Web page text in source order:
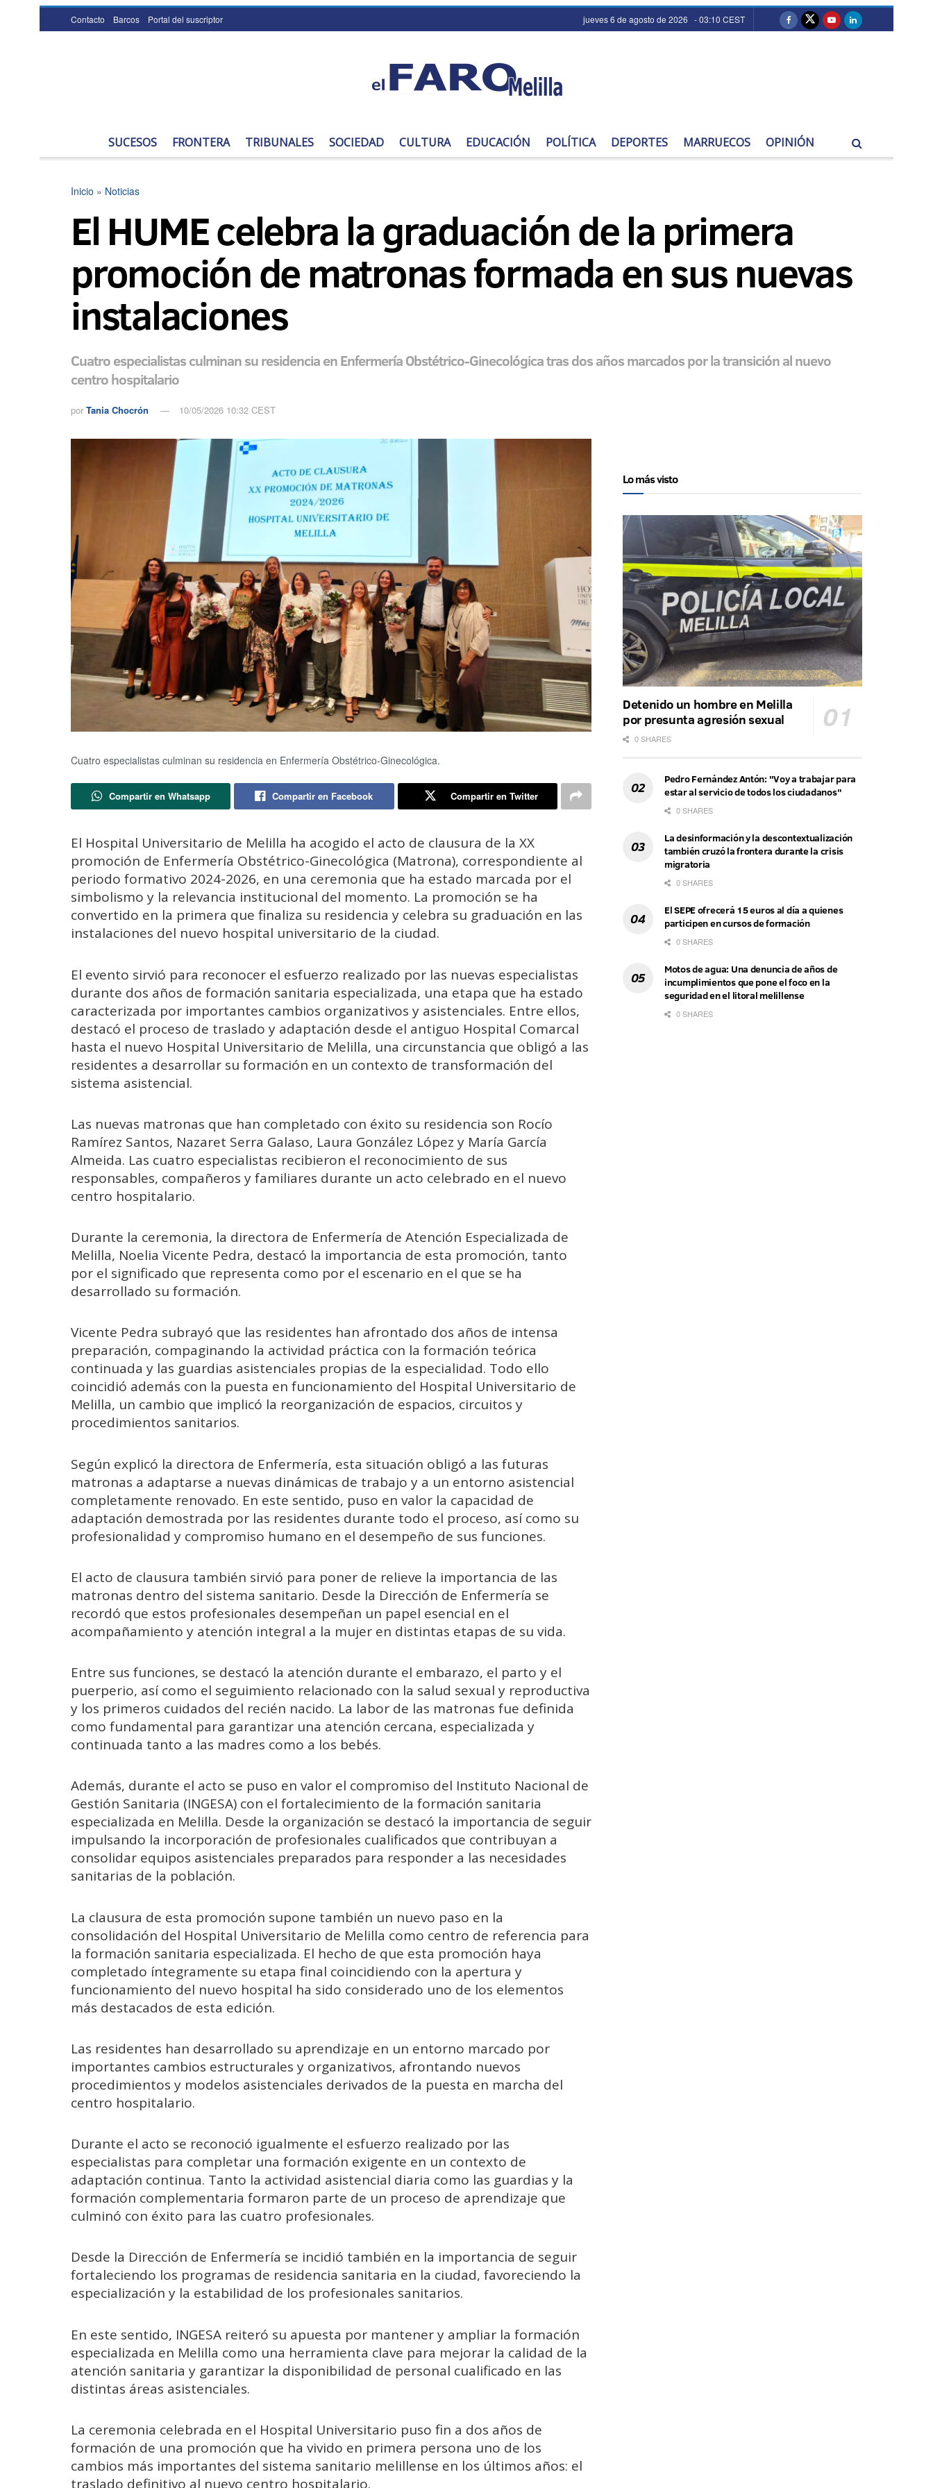
Contacto Barcos Portal del suscriptor jueves 6 de agosto de 2026 - 03:10 CEST
SUCESOS FRONTERA TRIBUNALES SOCIEDAD CULTURA EDUCACIÓN POLÍTICA DEPORTES MARRUECOS OPINIÓN
Inicio » Noticias
El HUME celebra la graduación de la primera
promoción de matronas formada en sus nuevas
instalaciones
Cuatro especialistas culminan su residencia en Enfermería Obstétrico-Ginecológica tras dos años marcados por la transición al nuevo
centro hospitalario
por Tania Chocrón 10/05/2026 10:32 CEST
Cuatro especialistas culminan su residencia en Enfermería Obstétrico-Ginecológica.
Compartir en Whatsapp Compartir en Facebook Compartir en Twitter
El Hospital Universitario de Melilla ha acogido el acto de clausura de la XX
promoción de Enfermería Obstétrico-Ginecológica (Matrona), correspondiente al
periodo formativo 2024-2026, en una ceremonia que ha estado marcada por el
simbolismo y la relevancia institucional del momento. La promoción se ha
convertido en la primera que finaliza su residencia y celebra su graduación en las
instalaciones del nuevo hospital universitario de la ciudad.
El evento sirvió para reconocer el esfuerzo realizado por las nuevas especialistas
durante dos años de formación sanitaria especializada, una etapa que ha estado
caracterizada por importantes cambios organizativos y asistenciales. Entre ellos,
destacó el proceso de traslado y adaptación desde el antiguo Hospital Comarcal
hasta el nuevo Hospital Universitario de Melilla, una circunstancia que obligó a las
residentes a desarrollar su formación en un contexto de transformación del
sistema asistencial.
Las nuevas matronas que han completado con éxito su residencia son Rocío
Ramírez Santos, Nazaret Serra Galaso, Laura González López y María García
Almeida. Las cuatro especialistas recibieron el reconocimiento de sus
responsables, compañeros y familiares durante un acto celebrado en el nuevo
centro hospitalario.
Durante la ceremonia, la directora de Enfermería de Atención Especializada de
Melilla, Noelia Vicente Pedra, destacó la importancia de esta promoción, tanto
por el significado que representa como por el escenario en el que se ha
desarrollado su formación.
Vicente Pedra subrayó que las residentes han afrontado dos años de intensa
preparación, compaginando la actividad práctica con la formación teórica
continuada y las guardias asistenciales propias de la especialidad. Todo ello
coincidió además con la puesta en funcionamiento del Hospital Universitario de
Melilla, un cambio que implicó la reorganización de espacios, circuitos y
procedimientos sanitarios.
Según explicó la directora de Enfermería, esta situación obligó a las futuras
matronas a adaptarse a nuevas dinámicas de trabajo y a un entorno asistencial
completamente renovado. En este sentido, puso en valor la capacidad de
adaptación demostrada por las residentes durante todo el proceso, así como su
profesionalidad y compromiso humano en el desempeño de sus funciones.
El acto de clausura también sirvió para poner de relieve la importancia de las
matronas dentro del sistema sanitario. Desde la Dirección de Enfermería se
recordó que estos profesionales desempeñan un papel esencial en el
acompañamiento y atención integral a la mujer en distintas etapas de su vida.
Entre sus funciones, se destacó la atención durante el embarazo, el parto y el
puerperio, así como el seguimiento relacionado con la salud sexual y reproductiva
y los primeros cuidados del recién nacido. La labor de las matronas fue definida
como fundamental para garantizar una atención cercana, especializada y
continuada tanto a las madres como a los bebés.
Además, durante el acto se puso en valor el compromiso del Instituto Nacional de
Gestión Sanitaria (INGESA) con el fortalecimiento de la formación sanitaria
especializada en Melilla. Desde la organización se destacó la importancia de seguir
impulsando la incorporación de profesionales cualificados que contribuyan a
consolidar equipos asistenciales preparados para responder a las necesidades
sanitarias de la población.
La clausura de esta promoción supone también un nuevo paso en la
consolidación del Hospital Universitario de Melilla como centro de referencia para
la formación sanitaria especializada. El hecho de que esta promoción haya
completado íntegramente su etapa final coincidiendo con la apertura y
funcionamiento del nuevo hospital ha sido considerado uno de los elementos
más destacados de esta edición.
Las residentes han desarrollado su aprendizaje en un entorno marcado por
importantes cambios estructurales y organizativos, afrontando nuevos
procedimientos y modelos asistenciales derivados de la puesta en marcha del
centro hospitalario.
Durante el acto se reconoció igualmente el esfuerzo realizado por las
especialistas para completar una formación exigente en un contexto de
adaptación continua. Tanto la actividad asistencial diaria como las guardias y la
formación complementaria formaron parte de un proceso de aprendizaje que
culminó con éxito para las cuatro profesionales.
Desde la Dirección de Enfermería se incidió también en la importancia de seguir
fortaleciendo los programas de residencia sanitaria en la ciudad, favoreciendo la
especialización y la estabilidad de los profesionales sanitarios.
En este sentido, INGESA reiteró su apuesta por mantener y ampliar la formación
especializada en Melilla como una herramienta clave para mejorar la calidad de la
atención sanitaria y garantizar la disponibilidad de personal cualificado en las
distintas áreas asistenciales.
La ceremonia celebrada en el Hospital Universitario puso fin a dos años de
formación de una promoción que ha vivido en primera persona uno de los
cambios más importantes del sistema sanitario melillense en los últimos años: el
traslado definitivo al nuevo centro hospitalario.
Lo más visto
Detenido un hombre en Melilla
por presunta agresión sexual
0 SHARES
Pedro Fernández Antón: "Voy a trabajar para
estar al servicio de todos los ciudadanos"
0 SHARES
La desinformación y la descontextualización
también cruzó la frontera durante la crisis
migratoria
0 SHARES
El SEPE ofrecerá 15 euros al día a quienes
participen en cursos de formación
0 SHARES
Motos de agua: Una denuncia de años de
incumplimientos que pone el foco en la
seguridad en el litoral melillense
0 SHARES